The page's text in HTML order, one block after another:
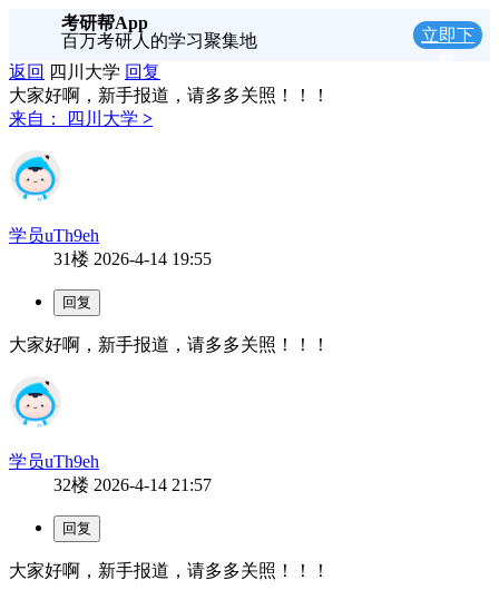
考研帮App
百万考研人的学习聚集地
立即下
返回 四川大学 回复
大家好啊，新手报道，请多多关照！！！
来自：
四川大学 >
学员uTh9eh
31楼 2026-4-14 19:55
大家好啊，新手报道，请多多关照！！！
学员uTh9eh
32楼 2026-4-14 21:57
大家好啊，新手报道，请多多关照！！！